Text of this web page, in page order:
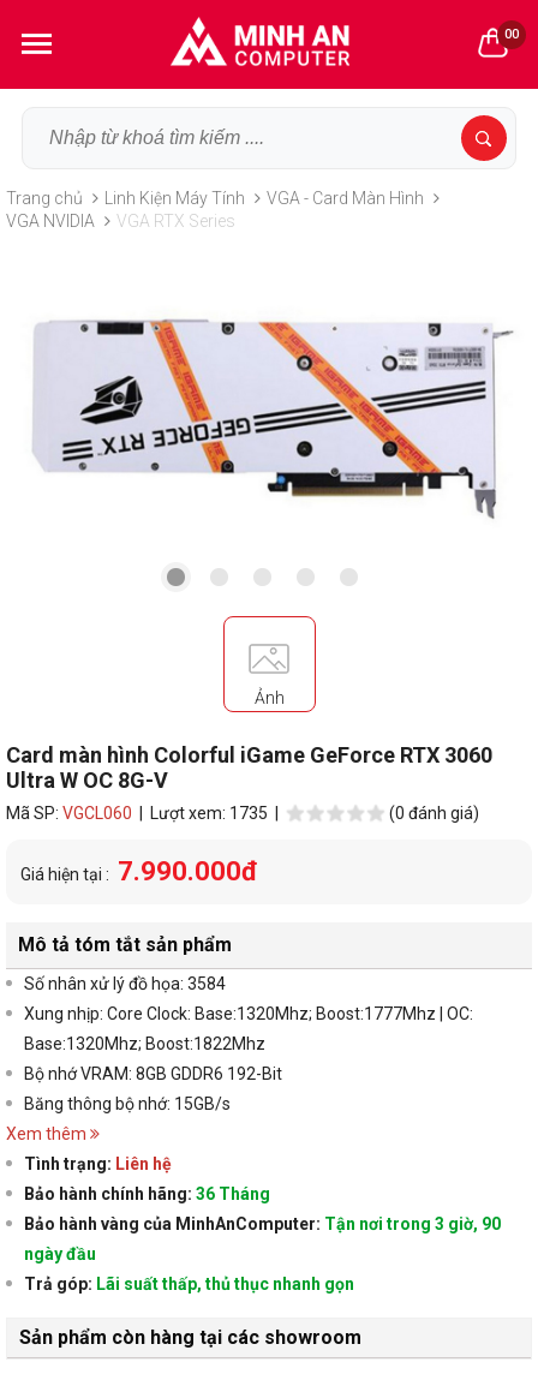
00
Trang chủ Linh Kiện Máy Tính
VGA - Card Màn Hình
VGA NVIDIA
VGA RTX Series
Ảnh
Card màn hình Colorful iGame GeForce RTX 3060
Ultra W OC 8G-V
Mã SP: VGCL060 | Lượt xem: 1735 | (0 đánh giá)
Giá hiện tại : 7.990.000đ
Mô tả tóm tắt sản phẩm
Số nhân xử lý đồ họa: 3584
Xung nhịp: Core Clock: Base:1320Mhz; Boost:1777Mhz | OC:
Base:1320Mhz; Boost:1822Mhz
Bộ nhớ VRAM: 8GB GDDR6 192-Bit
Băng thông bộ nhớ: 15GB/s
Xem thêm
Tình trạng: Liên hệ
Bảo hành chính hãng: 36 Tháng
Bảo hành vàng của MinhAnComputer: Tận nơi trong 3 giờ, 90
ngày đầu
Trả góp: Lãi suất thấp, thủ thục nhanh gọn
Sản phẩm còn hàng tại các showroom